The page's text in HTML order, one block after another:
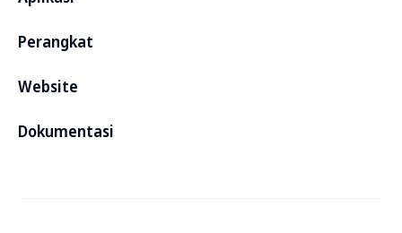
Perangkat
Website
Dokumentasi